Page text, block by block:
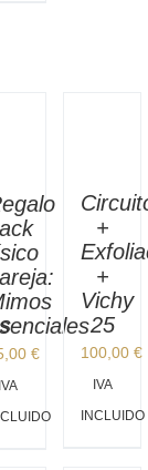
€
IVA
+
+
Vichy
25
100,00€
IVA
INCLUIDO